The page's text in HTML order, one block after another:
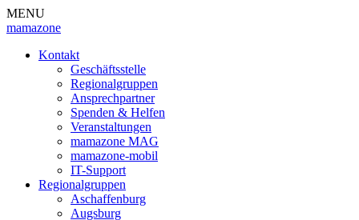
MENU
mamazone
Kontakt
Geschäftsstelle
Regionalgruppen
Ansprechpartner
Spenden & Helfen
Veranstaltungen
mamazone MAG
mamazone-mobil
IT-Support
Regionalgruppen
Aschaffenburg
Augsburg